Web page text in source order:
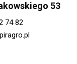
53
74 82